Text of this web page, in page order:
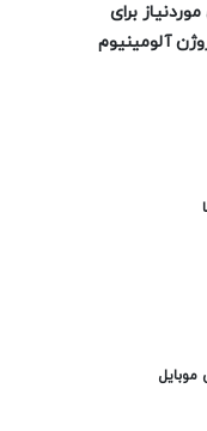
برای
آلومینیوم